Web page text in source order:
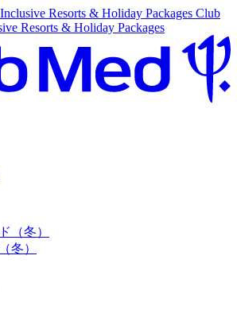
Resorts & Holiday Packages Club
Resorts & Holiday Packages
（冬）
冬）